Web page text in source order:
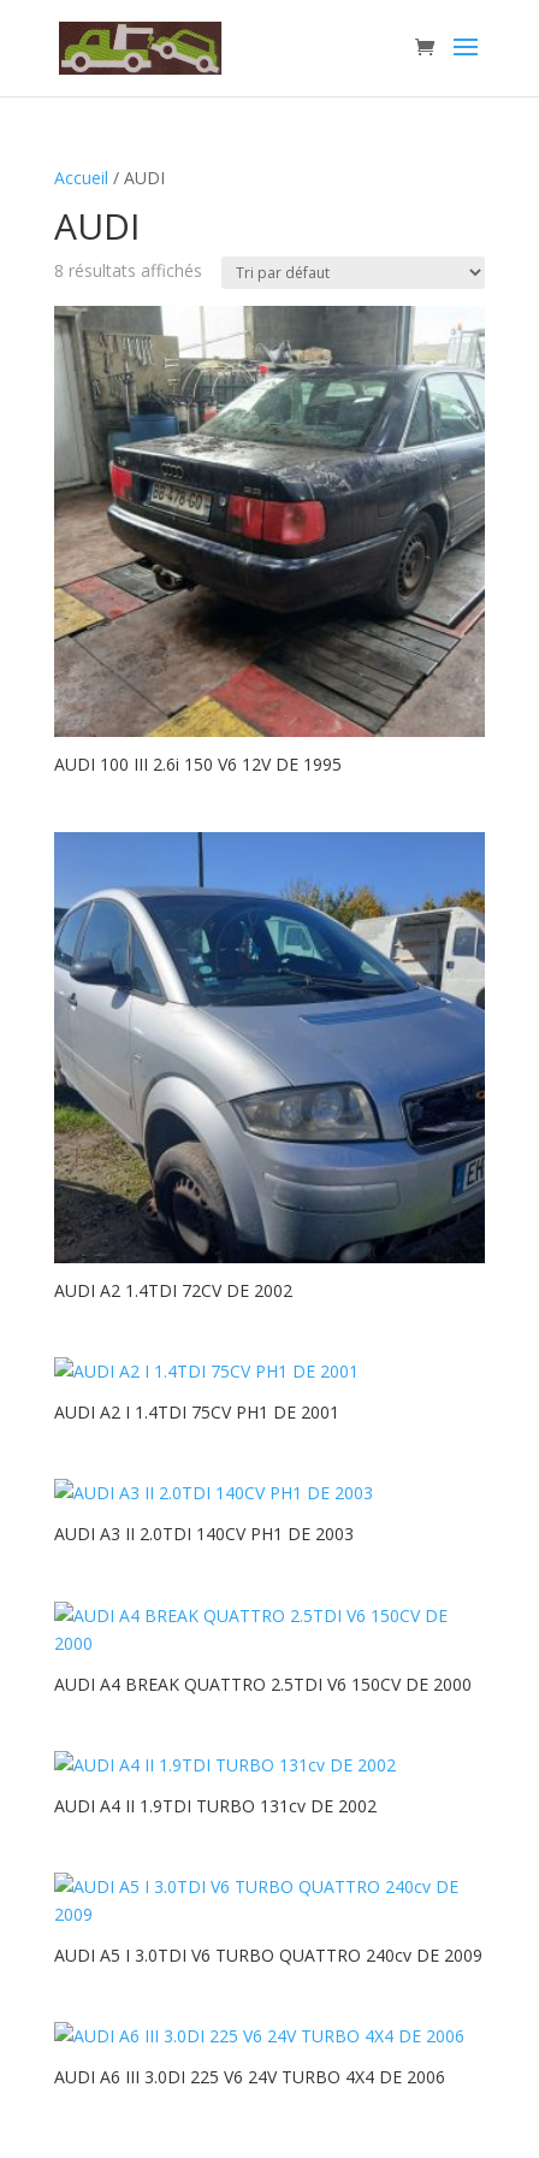
Accueil / AUDI
AUDI
8 résultats affichés
AUDI 100 III 2.6i 150 V6 12V DE 1995
AUDI A2 1.4TDI 72CV DE 2002
AUDI A2 I 1.4TDI 75CV PH1 DE 2001
AUDI A3 II 2.0TDI 140CV PH1 DE 2003
AUDI A4 BREAK QUATTRO 2.5TDI V6 150CV DE 2000
AUDI A4 II 1.9TDI TURBO 131cv DE 2002
AUDI A5 I 3.0TDI V6 TURBO QUATTRO 240cv DE 2009
AUDI A6 III 3.0DI 225 V6 24V TURBO 4X4 DE 2006